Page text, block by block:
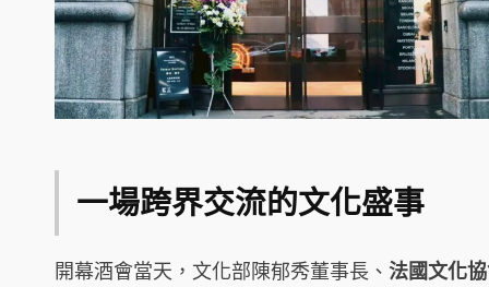
一場跨界交流的文化盛事
開幕酒會當天，文化部陳郁秀董事長、法國文化